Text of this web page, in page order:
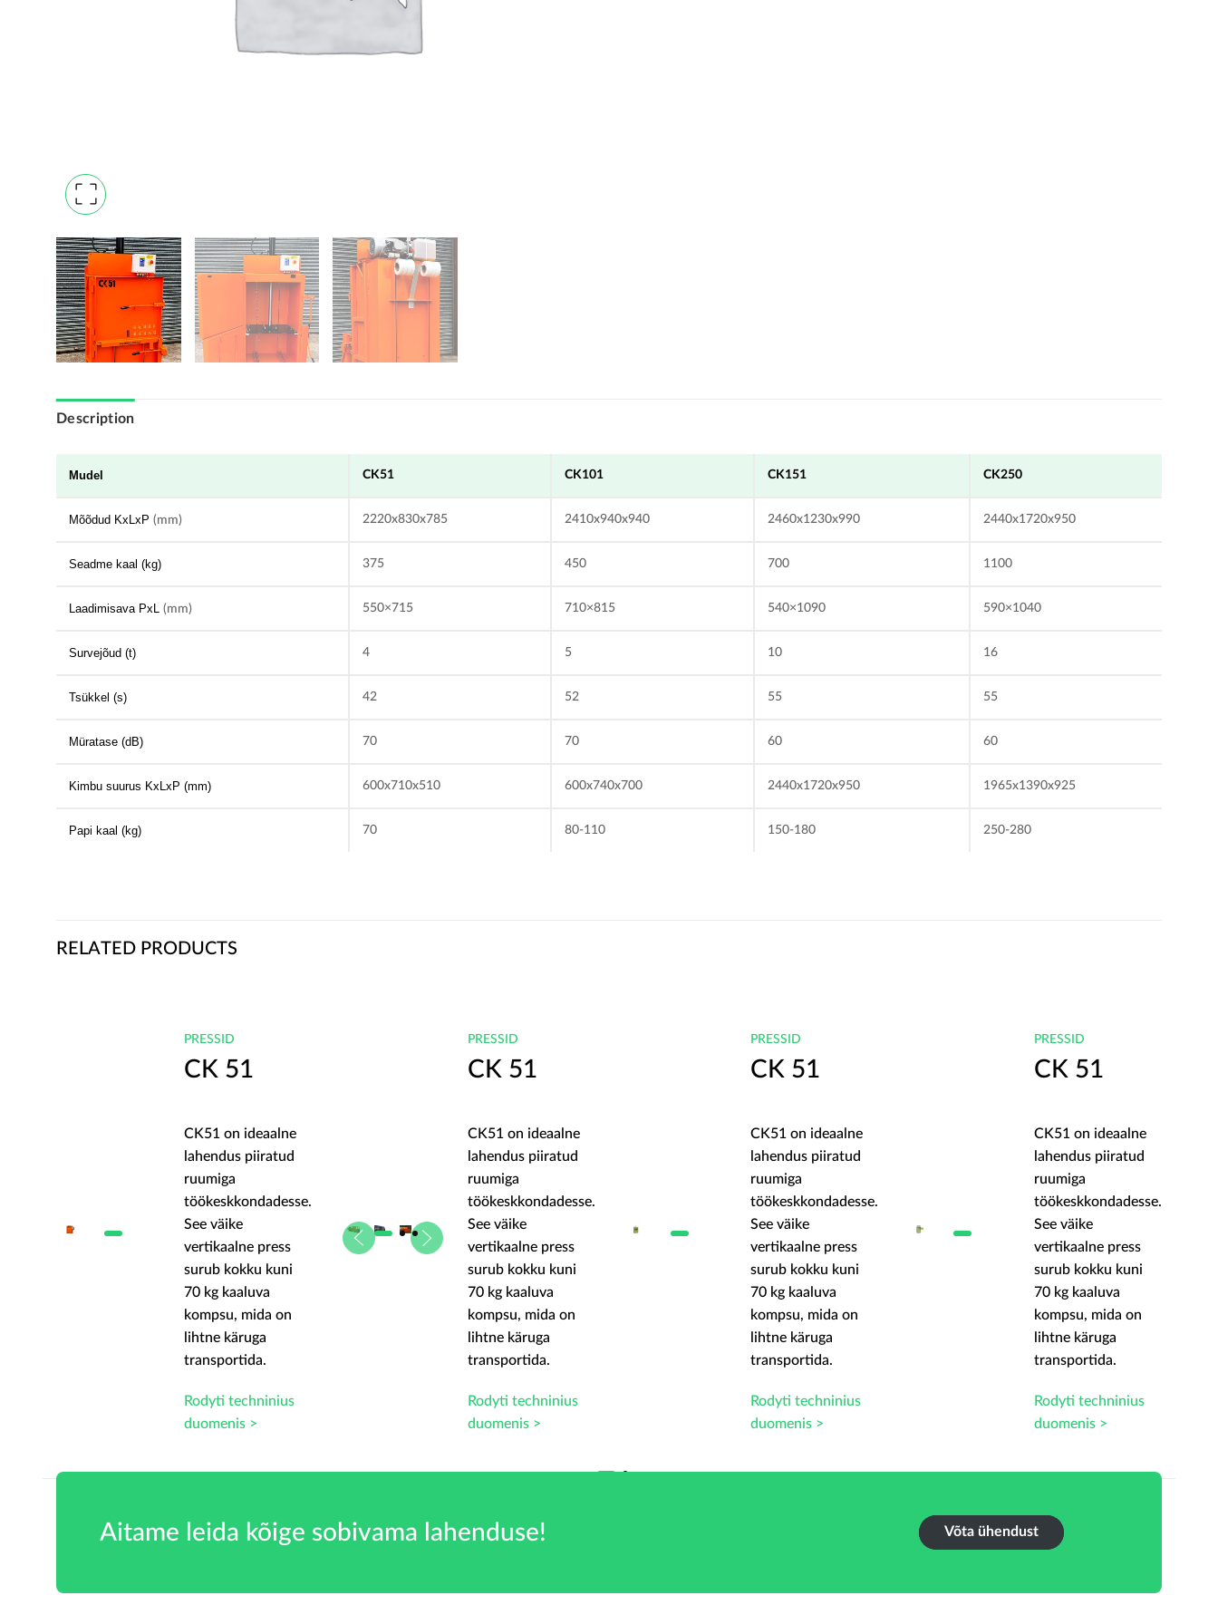
Description
Mudel CK51 CK101 CK151 CK250
Mõõdud KxLxP(mm) 2220x830x785 2410x940x940 2460x1230x990 2440x1720x950
Seadme kaal (kg) 375 450 700 1100
Laadimisava PxL(mm) 550×715 710×815 540×1090 590×1040
Survejõud (t) 4 5 10 16
Tsükkel (s) 42 52 55 55
Müratase (dB) 70 70 60 60
Kimbu suurus KxLxP (mm) 600x710x510 600x740x700 2440x1720x950 1965x1390x925
Papi kaal (kg) 70 80-110 150-180 250-280
RELATED PRODUCTS
PRESSID
CK 51
CK51 on ideaalne
lahendus piiratud
ruumiga
töökeskkondadesse.
See väike
vertikaalne press
surub kokku kuni
70 kg kaaluva
kompsu, mida on
lihtne käruga
transportida.
Rodyti techninius
duomenis >
PRESSID
CK 51
CK51 on ideaalne
lahendus piiratud
ruumiga
töökeskkondadesse.
See väike
vertikaalne press
surub kokku kuni
70 kg kaaluva
kompsu, mida on
lihtne käruga
transportida.
Rodyti techninius
duomenis >
PRESSID
CK 51
CK51 on ideaalne
lahendus piiratud
ruumiga
töökeskkondadesse.
See väike
vertikaalne press
surub kokku kuni
70 kg kaaluva
kompsu, mida on
lihtne käruga
transportida.
Rodyti techninius
duomenis >
PRESSID
CK 51
CK51 on ideaalne
lahendus piiratud
ruumiga
töökeskkondadesse.
See väike
vertikaalne press
surub kokku kuni
70 kg kaaluva
kompsu, mida on
lihtne käruga
transportida.
Rodyti techninius
duomenis >
Aitame leida kõige sobivama lahenduse! Võta ühendust